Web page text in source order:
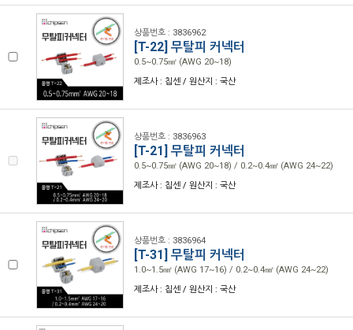
상품번호 : 3836962
[T-22] 무탈피 커넥터
0.5~0.75㎟ (AWG 20~18)
제조사 : 칩센 / 원산지 : 국산
상품번호 : 3836963
[T-21] 무탈피 커넥터
0.5~0.75㎟ (AWG 20~18) / 0.2~0.4㎟ (AWG 24~22)
제조사 : 칩센 / 원산지 : 국산
상품번호 : 3836964
[T-31] 무탈피 커넥터
1.0~1.5㎟ (AWG 17~16) / 0.2~0.4㎟ (AWG 24~22)
제조사 : 칩센 / 원산지 : 국산